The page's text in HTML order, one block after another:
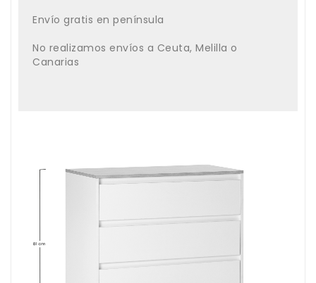
Envío gratis en península
No realizamos envíos a Ceuta, Melilla o
Canarias